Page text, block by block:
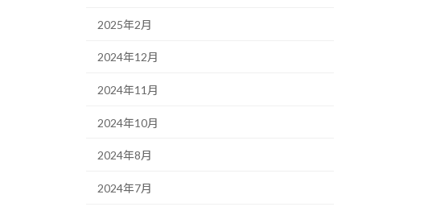
2025年2月
2024年12月
2024年11月
2024年10月
2024年8月
2024年7月